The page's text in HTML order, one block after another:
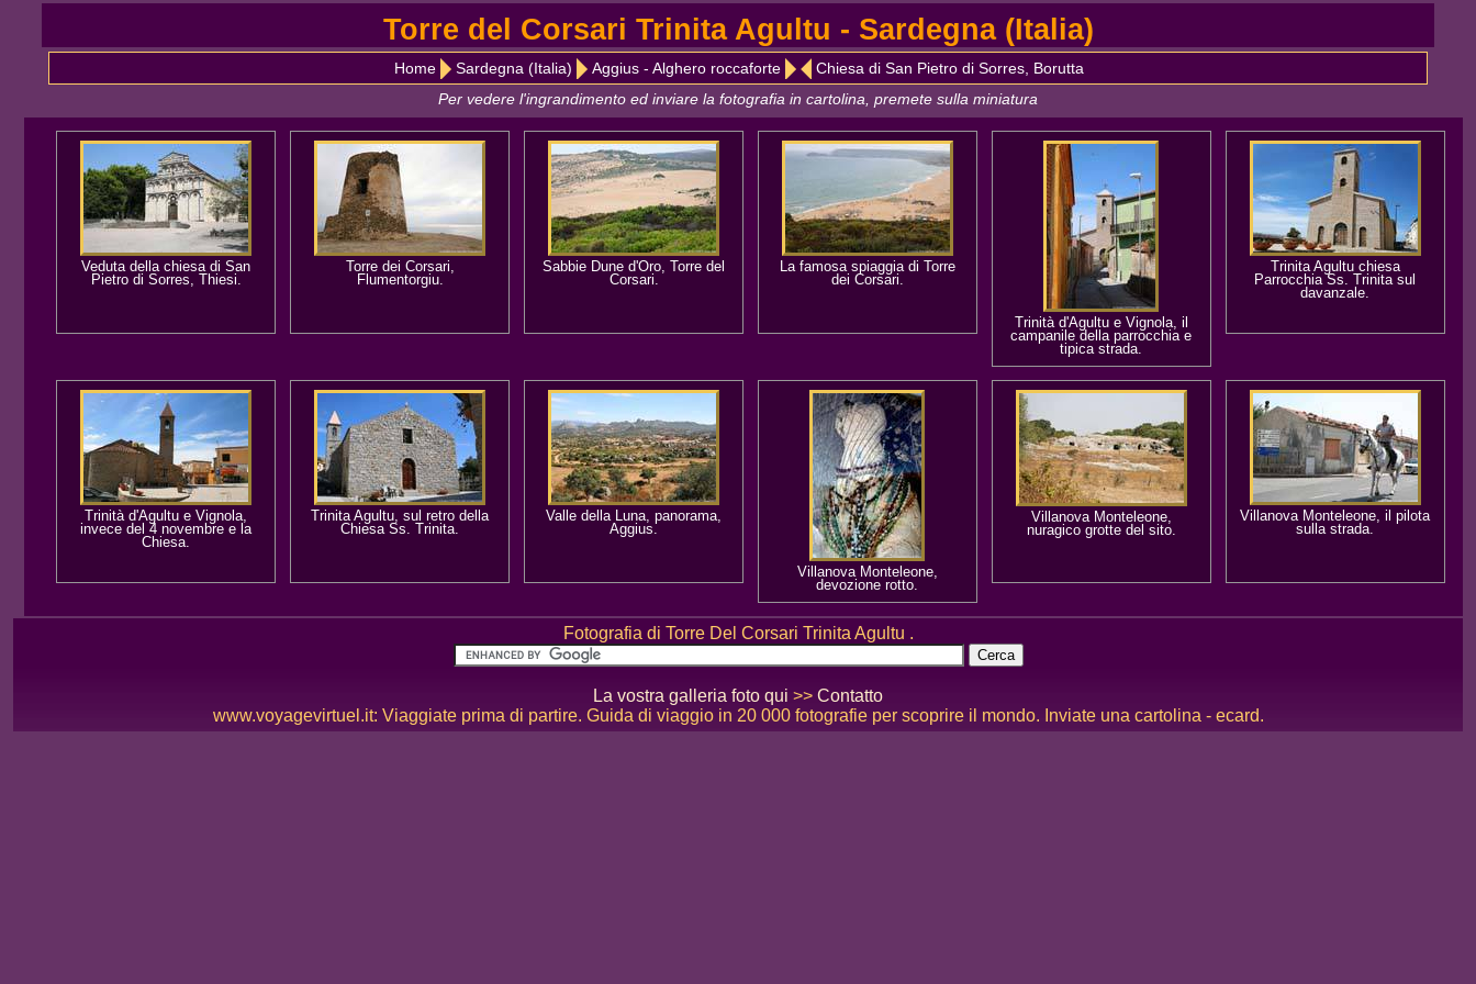
Torre del Corsari Trinita Agultu - Sardegna (Italia)
Home Sardegna (Italia) Aggius - Alghero roccaforte
Chiesa di San Pietro di Sorres, Borutta
Per vedere l'ingrandimento ed inviare la fotografia in cartolina, premete sulla miniatura
Veduta della chiesa di San
Pietro di Sorres, Thiesi.
Torre dei Corsari,
Flumentorgiu.
Sabbie Dune d'Oro, Torre del
Corsari.
La famosa spiaggia di Torre
dei Corsari.
Trinità d'Agultu e Vignola, il
campanile della parrocchia e
tipica strada.
Trinita Agultu chiesa
Parrocchia Ss. Trinita sul
davanzale.
Trinità d'Agultu e Vignola,
invece del 4 novembre e la
Chiesa.
Trinita Agultu, sul retro della
Chiesa Ss. Trinita.
Valle della Luna, panorama,
Aggius.
Villanova Monteleone,
devozione rotto.
Villanova Monteleone,
nuragico grotte del sito.
Villanova Monteleone, il pilota
sulla strada.
Fotografia di Torre Del Corsari Trinita Agultu .
La vostra galleria foto qui >> Contatto
www.voyagevirtuel.it: Viaggiate prima di partire. Guida di viaggio in 20 000 fotografie per scoprire il mondo. Inviate una cartolina - ecard.